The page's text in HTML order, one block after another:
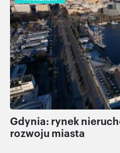
Gdynia: rynek
rozwoju miasta